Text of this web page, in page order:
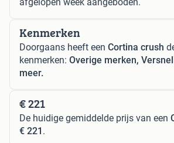
Kenmerken
Doorgaans heeft een Cortina crush
kenmerken: Overige merken,
meer.
€ 221
De huidige gemiddelde prijs van een
€ 221 .